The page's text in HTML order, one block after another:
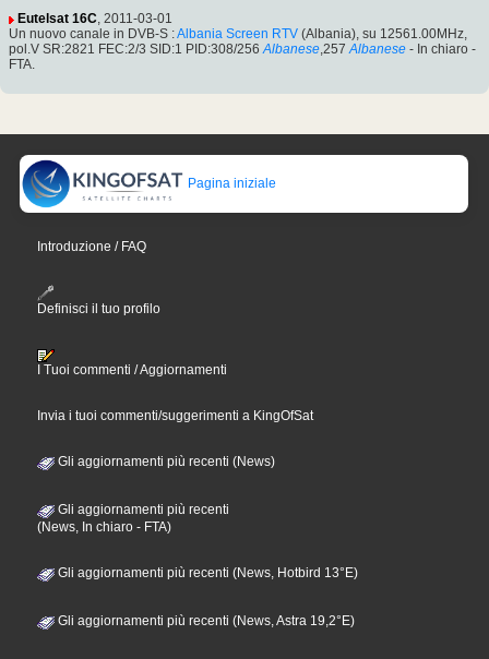
Eutelsat 16C, 2011-03-01
Un nuovo canale in DVB-S :Albania Screen RTV (Albania), su 12561.00MHz,
pol.V SR:2821 FEC:2/3 SID:1 PID:308/256 Albanese,257 Albanese - In chiaro -
FTA.
Pagina iniziale
Introduzione / FAQ
Definisci il tuo profilo
I Tuoi commenti / Aggiornamenti
Invia i tuoi commenti/suggerimenti a KingOfSat
Gli aggiornamenti più recenti (News)
Gli aggiornamenti più recenti
(News, In chiaro - FTA)
Gli aggiornamenti più recenti (News, Hotbird 13°E)
Gli aggiornamenti più recenti (News, Astra 19,2°E)